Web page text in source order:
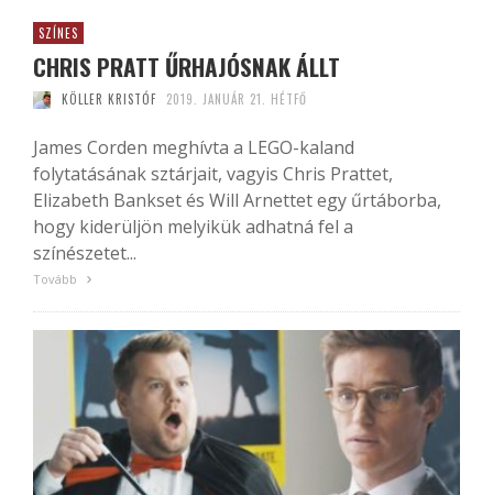
SZÍNES
CHRIS PRATT ŰRHAJÓSNAK ÁLLT
KÖLLER KRISTÓF 2019. JANUÁR 21. HÉTFŐ
James Corden meghívta a LEGO-kaland
folytatásának sztárjait, vagyis Chris Prattet,
Elizabeth Bankset és Will Arnettet egy űrtáborba,
hogy kiderüljön melyikük adhatná fel a
színészetet...
Tovább